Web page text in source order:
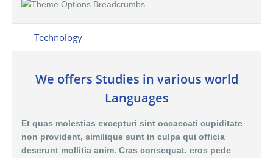
Technology
We offers Studies in various world
Languages
Et quas molestias excepturi sint occaecati cupiditate
non provident, similique sunt in culpa qui officia
deserunt mollitia anim. Cras consequat. eros pede